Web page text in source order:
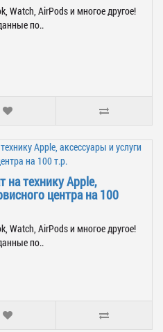
Watch, AirPods и многое другое!
по..
на технику Apple,
центра на 100
Watch, AirPods и многое другое!
по..